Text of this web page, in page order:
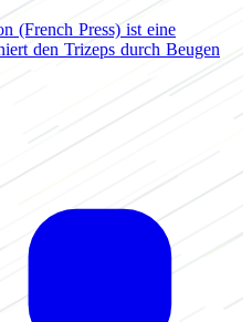
(French Press) ist eine
den Trizeps durch Beugen